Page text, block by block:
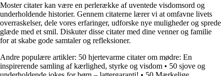
Moster citater kan være en perlerække af uventede visdomsord og
underholdende historier. Gennem citaterne lærer vi at omfavne livets
overraskelser, dele vores erfaringer, udforske nye muligheder og sprede
glæde med et smil. Diskuter disse citater med dine venner og familie
for at skabe gode samtaler og refleksioner.
Andre populære artikler: 50 hjertevarme citater om mødre: En
inspirerende samling af kærlighed, styrke og visdom • 50 sjove og